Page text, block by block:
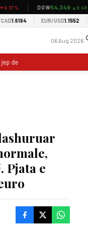
% DOW54,349▲0.49 %
1.6194 EUR/USD1.1552
06 Aug 2026
detaje: Dyshohet nga
Pjata e